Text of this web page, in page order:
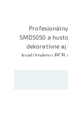
Profesionálny
SMD5050 a
dekoratívne aj
kvalitnému
dlhšiu
Ide o